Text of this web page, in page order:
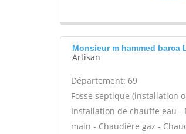
Monsieur m hammed barca
Artisan
Département: 69
Fosse septique (installation
Installation de chauffe eau -
main - Chaudière gaz -